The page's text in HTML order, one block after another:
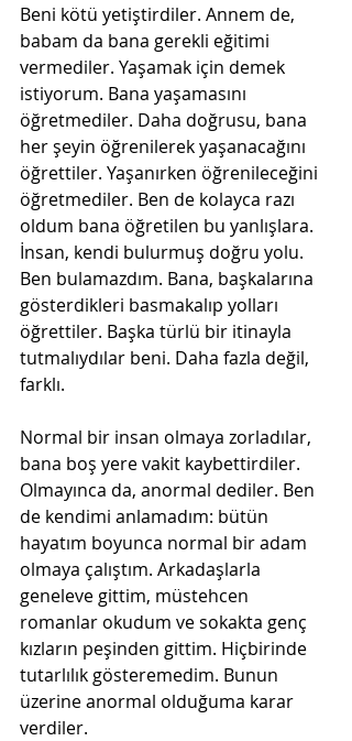
Beni kötü yetiştirdiler. Annem de,
babam da bana gerekli eğitimi
vermediler. Yaşamak için demek
istiyorum. Bana yaşamasını
öğretmediler. Daha doğrusu, bana
her şeyin öğrenilerek yaşanacağını
öğrettiler. Yaşanırken öğrenileceğini
öğretmediler. Ben de kolayca razı
oldum bana öğretilen bu yanlışlara.
İnsan, kendi bulurmuş doğru yolu.
Ben bulamazdım. Bana, başkalarına
gösterdikleri basmakalıp yolları
öğrettiler. Başka türlü bir itinayla
tutmalıydılar beni. Daha fazla değil,
farklı.
Normal bir insan olmaya zorladılar,
bana boş yere vakit kaybettirdiler.
Olmayınca da, anormal dediler. Ben
de kendimi anlamadım: bütün
hayatım boyunca normal bir adam
olmaya çalıştım. Arkadaşlarla
geneleve gittim, müstehcen
romanlar okudum ve sokakta genç
kızların peşinden gittim. Hiçbirinde
tutarlılık gösteremedim. Bunun
üzerine anormal olduğuma karar
verdiler.